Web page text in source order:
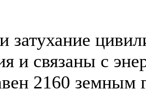
затухание
и связаны с
2160 земным